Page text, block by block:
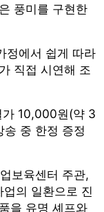
풍미를 구현한
정에서 쉽게 따라
직접 시연해 조
가 10,000원(약 3
중 한정 증정
보육센터 주관,
의 일환으로 진
을 유명 셰프와